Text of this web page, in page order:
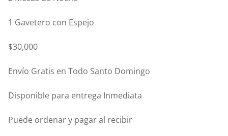
1 Gavetero con Espejo
$30,000
Envío Gratis en Todo Santo Domingo
Disponible para entrega Inmediata
Puede ordenar y pagar al recibir